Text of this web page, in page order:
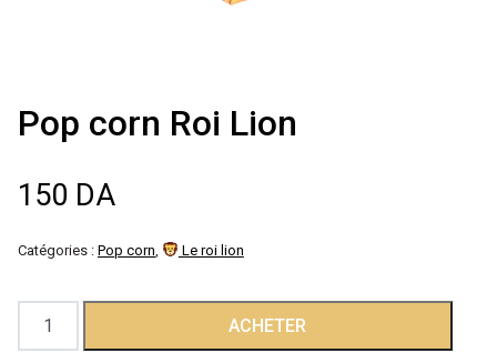
Accessoires
Emballage
Pop corn Roi Lion
150 DA
Catégories : Pop corn Le roi lion
quantité
de
ACHETER